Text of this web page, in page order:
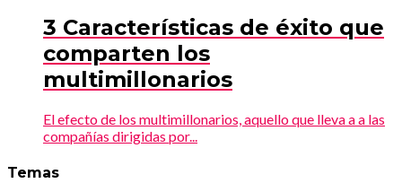
3 Características de éxito que
comparten los
multimillonarios
El efecto de los multimillonarios, aquello que lleva a a las
compañías dirigidas por...
Temas